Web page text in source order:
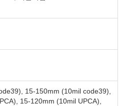
15-150mm (10mil code39),
15-120mm (10mil UPCA),